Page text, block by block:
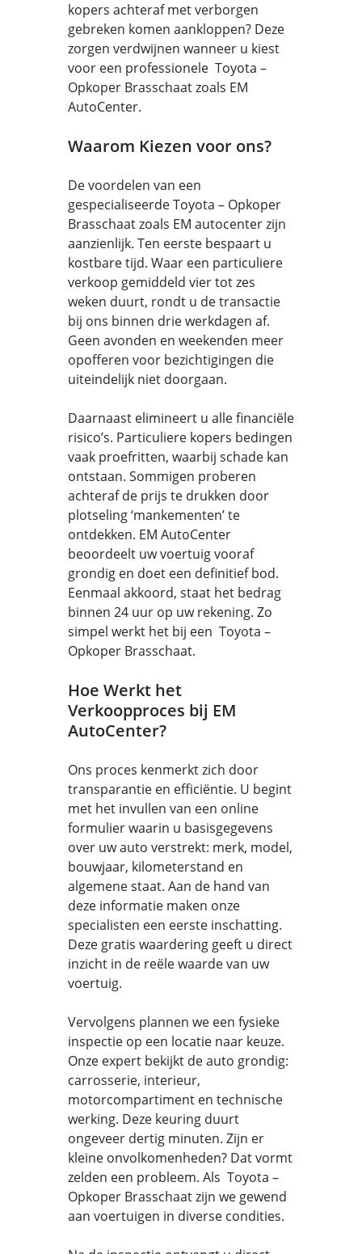
kopers achteraf met verborgen
gebreken komen aankloppen? Deze
zorgen verdwijnen wanneer u kiest
voor een professionele Toyota –
Opkoper Brasschaat zoals EM
AutoCenter.
Waarom Kiezen voor ons?
De voordelen van een
gespecialiseerde Toyota – Opkoper
Brasschaat zoals EM autocenter zijn
aanzienlijk. Ten eerste bespaart u
kostbare tijd. Waar een particuliere
verkoop gemiddeld vier tot zes
weken duurt, rondt u de transactie
bij ons binnen drie werkdagen af.
Geen avonden en weekenden meer
opofferen voor bezichtigingen die
uiteindelijk niet doorgaan.
Daarnaast elimineert u alle financiële
risico’s. Particuliere kopers bedingen
vaak proefritten, waarbij schade kan
ontstaan. Sommigen proberen
achteraf de prijs te drukken door
plotseling ‘mankementen’ te
ontdekken. EM AutoCenter
beoordeelt uw voertuig vooraf
grondig en doet een definitief bod.
Eenmaal akkoord, staat het bedrag
binnen 24 uur op uw rekening. Zo
simpel werkt het bij een Toyota –
Opkoper Brasschaat.
Hoe Werkt het
Verkoopproces bij EM
AutoCenter?
Ons proces kenmerkt zich door
transparantie en efficiëntie. U begint
met het invullen van een online
formulier waarin u basisgegevens
over uw auto verstrekt: merk, model,
bouwjaar, kilometerstand en
algemene staat. Aan de hand van
deze informatie maken onze
specialisten een eerste inschatting.
Deze gratis waardering geeft u direct
inzicht in de reële waarde van uw
voertuig.
Vervolgens plannen we een fysieke
inspectie op een locatie naar keuze.
Onze expert bekijkt de auto grondig:
carrosserie, interieur,
motorcompartiment en technische
werking. Deze keuring duurt
ongeveer dertig minuten. Zijn er
kleine onvolkomenheden? Dat vormt
zelden een probleem. Als Toyota –
Opkoper Brasschaat zijn we gewend
aan voertuigen in diverse condities.